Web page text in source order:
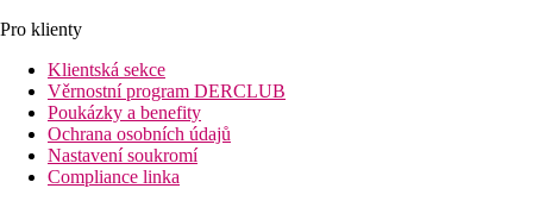
Pro klienty
Klientská sekce
Věrnostní program DERCLUB
Poukázky a benefity
Ochrana osobních údajů
Nastavení soukromí
Compliance linka